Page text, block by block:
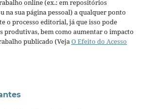
online (ex.: em repositórios
na sua página pessoal) a qualquer ponto
o processo editorial, já que isso pode
produtivas, bem como aumentar o impacto
publicado (VejaO Efeito do Acesso